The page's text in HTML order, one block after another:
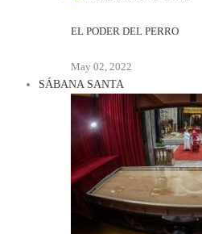
EL PODER DEL PERRO
May 02, 2022
SÁBANA SANTA